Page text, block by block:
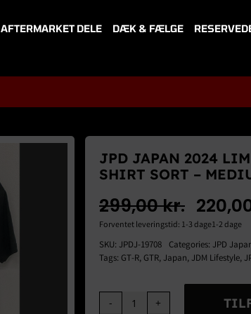
AFTERMARKET DELE DÆK & FÆLGE
JPD JAPAN 2024
SHIRT SORT –
299,00kr.
Den
oprindelige
pris
var:
Den
aktuelle
pris
er:
Forventet leveringstid: 1-3 dage1-2 dage
SKU: JPDJ-19708 Categories: JPD
Tags: GT-R,GTR, Japan, JDM Lifestyle,
JPD